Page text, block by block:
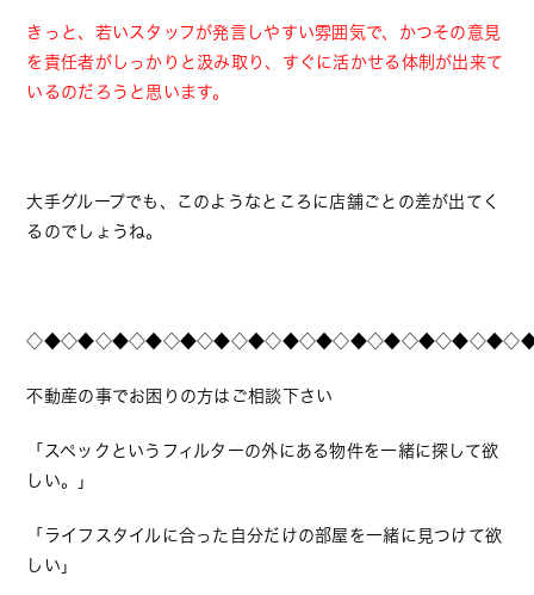
きっと、若いスタッフが発言しやすい雰囲気で、かつその意見
を責任者がしっかりと汲み取り、すぐに活かせる体制が出来て
いるのだろうと思います。
大手グループでも、このようなところに店舗ごとの差が出てく
るのでしょうね。
不動産の事でお困りの方はご相談下さい
「スペックというフィルターの外にある物件を一緒に探して欲
しい。」
「ライフスタイルに合った自分だけの部屋を一緒に見つけて欲
しい」